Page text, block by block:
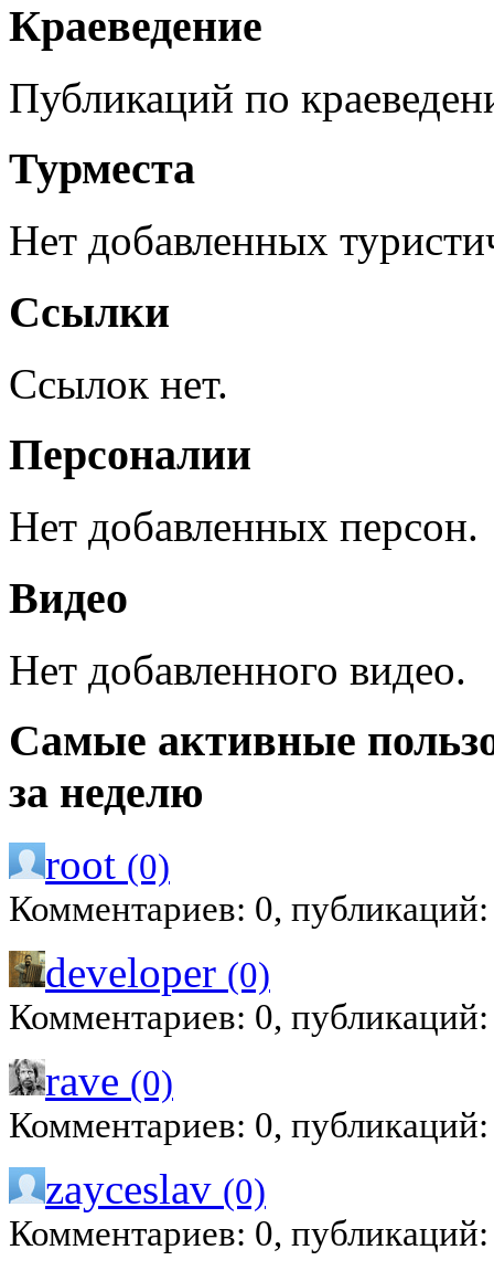
Краеведение
Публикаций по
Турместа
Нет добавленных
Ссылки
Ссылок нет.
Персоналии
Нет добавленных персон.
Видео
Нет добавленного видео.
Самые активные
за неделю
root (0)
Комментариев: 0,
developer (0)
Комментариев: 0,
rave (0)
Комментариев: 0,
zayceslav (0)
Комментариев: 0,